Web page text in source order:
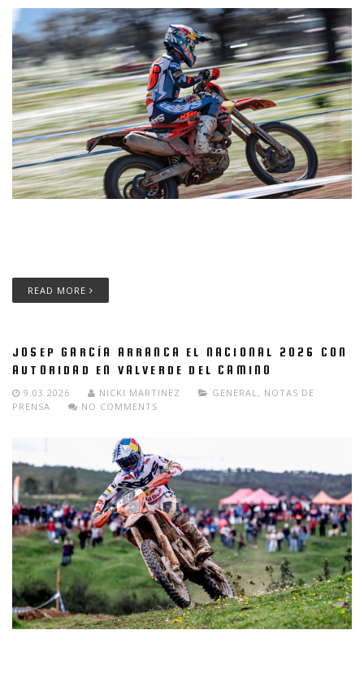
READ MORE
JOSEP GARCÍA ARRANCA EL NACIONAL 2026 CON
AUTORIDAD EN VALVERDE DEL CAMINO
9.03.2026 NICKI MARTINEZ GENERAL, NOTAS DE
PRENSA
NO COMMENTS